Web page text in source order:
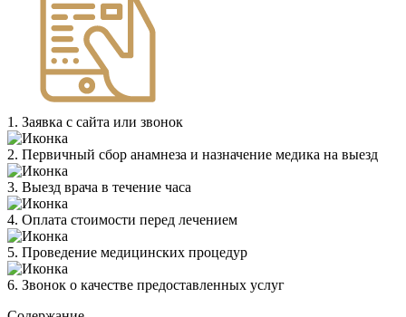
1. Заявка с сайта или звонок
2. Первичный сбор анамнеза и назначение медика на выезд
3. Выезд врача в течение часа
4. Оплата стоимости перед лечением
5. Проведение медицинских процедур
6. Звонок о качестве предоставленных услуг